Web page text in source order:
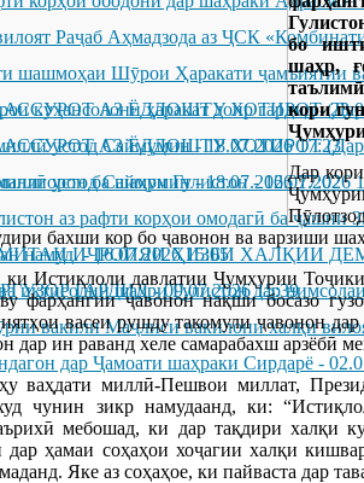
Раҷаб Аҳмадзода аз ҶСК
шашмоҳаи Шӯрои Ҳаракати ҷамъиятии
куҳансолони ҳаракат доир гардид-
АЗ ЁДДОШТУ ХОТИРОТ (Дар
устод Саймумин-18.07.2026 17:23
АЗ ЁДДОШТУ ХОТИРОТ (Дар
устод Саймумин-18.07.2026 17:02
ба шаҳри Гулистон-16.07.2026
аз рафти корҳои омодагӣ ба ҷашни
намуд.-16.07.2026 15:05
ИҶРОИЯИ ҲИЗБИ ХАЛҚИИ
ГАРДИД-09.07.2026 15:39
иқтисодии шаҳри Гулистон дар
вакили Маҷлиси вакилони халқи
дар Ҷамоати шаҳраки Сирдарё -
бо
шаҳр,
кори
Дар
бахши кор бо ҷавонон ва варзиши
Истиқлоли давлатии Ҷумҳурии
фарҳангии ҷавонон нақши босазо
васеи рушду такомули ҷавонон
дар ин раванд хеле самарабахш арзёбӣ
ваҳдати миллӣ-Пешвои миллат,
чунин зикр намудаанд, ки:
мебошад, ки дар тақдири халқи
дар ҳамаи соҳаҳои хоҷагии халқи
Яке аз соҳаҳое, ки пайваста дар